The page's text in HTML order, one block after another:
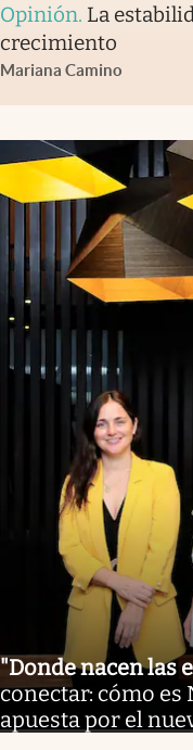
Opinión. La
crecimiento
Mariana Camino
"Donde nacen las
conectar: cómo es
apuesta por el